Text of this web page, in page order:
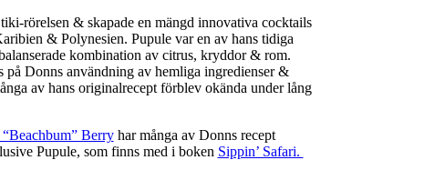
rörelsen & skapade en mängd innovativa cocktails
& Polynesien. Pupule var en av hans tidiga
kombination av citrus, kryddor & rom.
Donns användning av hemliga ingredienser &
av hans originalrecept förblev okända under lång
Berryhar många av Donns recept
Pupule, som finns med i boken Sippin’ Safari.